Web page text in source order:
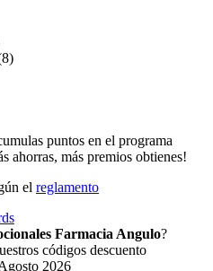
puntos en el programa
ahorras, más premios obtienes!
el reglamento
Farmacia Angulo?
códigos descuento
2026